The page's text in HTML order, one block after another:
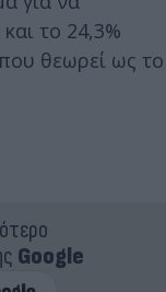
το 24,3%
θεωρεί ως το
Google